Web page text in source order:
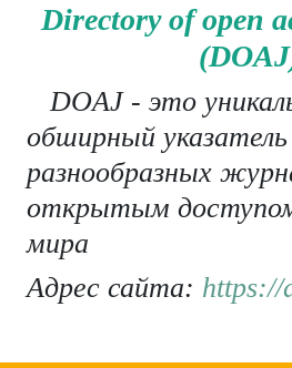
Directory of open
DOAJ - это
обширный указатель
разнообразных
открытым доступом
мира
Адрес сайта: https://